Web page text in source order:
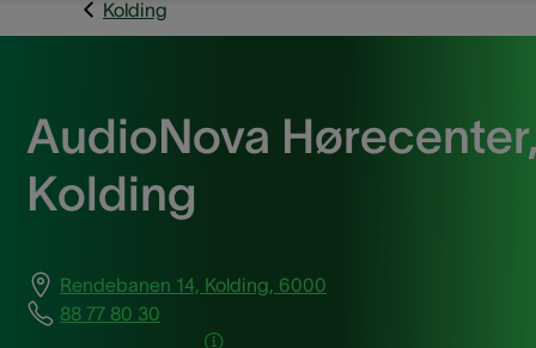
Kolding
AudioNova
Kolding
Rendebanen 14, Kolding, 6000
88 77 80 30